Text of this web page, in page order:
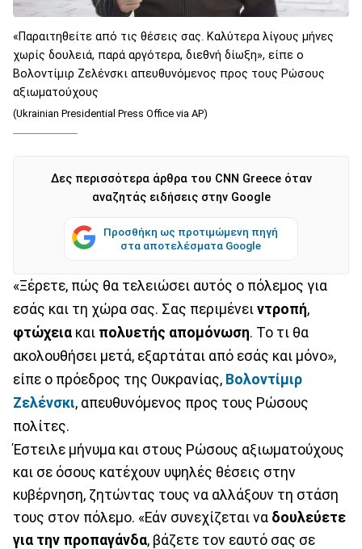
«Παραιτηθείτε από τις θέσεις σας. Καλύτερα λίγους μήνες
χωρίς δουλειά, παρά αργότερα, διεθνή δίωξη», είπε ο
Βολοντίμιρ Ζελένσκι απευθυνόμενος προς τους Ρώσους
αξιωματούχους
(Ukrainian Presidential Press Office via AP)
Δες περισσότερα άρθρα του CNN Greece όταν
αναζητάς ειδήσεις στην Google
Προσθήκη ως προτιμώμενη πηγή
στα αποτελέσματα Google
«Ξέρετε, πώς θα τελειώσει αυτός ο πόλεμος για
εσάς και τη χώρα σας. Σας περιμένει ντροπή,
φτώχεια και πολυετής απομόνωση. Το τι θα
ακολουθήσει μετά, εξαρτάται από εσάς και μόνο»,
είπε ο πρόεδρος της Ουκρανίας, Βολοντίμιρ
Ζελένσκι, απευθυνόμενος προς τους Ρώσους
πολίτες.
Έστειλε μήνυμα και στους Ρώσους αξιωματούχους
και σε όσους κατέχουν υψηλές θέσεις στην
κυβέρνηση, ζητώντας τους να αλλάξουν τη στάση
τους στον πόλεμο. «Εάν συνεχίζεται να δουλεύετε
για την προπαγάνδα, βάζετε τον εαυτό σας σε